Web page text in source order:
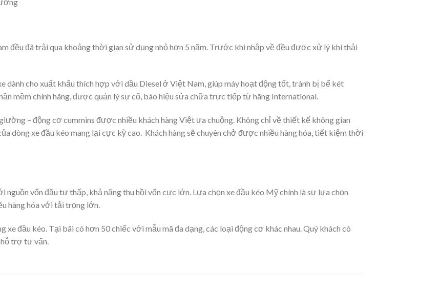
đều đã trải qua khoảng thời gian sử dụng nhỏ hơn 5 năm. Trước khi nhập về đều được xử lý khí thải
dành cho xuất khẩu thích hợp với dầu Diesel ở Việt Nam, giúp máy hoạt động tốt, tránh bị bể két
mềm chính hãng, được quản lý sự cố, báo hiệu sửa chữa trực tiếp từ hãng International.
– động cơ cummins được nhiều khách hàng Việt ưa chuộng. Không chỉ về thiết kế không gian
dòng xe đầu kéo mang lại cực kỳ cao. Khách hàng sẽ chuyên chở được nhiều hàng hóa, tiết kiệm thời
vốn đầu tư thấp, khả năng thu hồi vốn cực lớn. Lựa chọn xe đầu kéo Mỹ chính là sự lựa chọn
hàng hóa với tải trọng lớn.
xe đầu kéo. Tại bãi có hơn 50 chiếc với mẫu mã đa dạng, các loại động cơ khác nhau. Quý khách có
hỗ trợ tư vấn.